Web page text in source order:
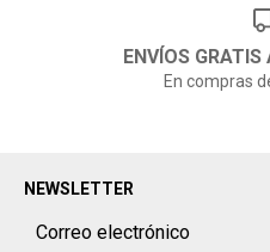
ENVÍOS
En compras
NEWSLETTER